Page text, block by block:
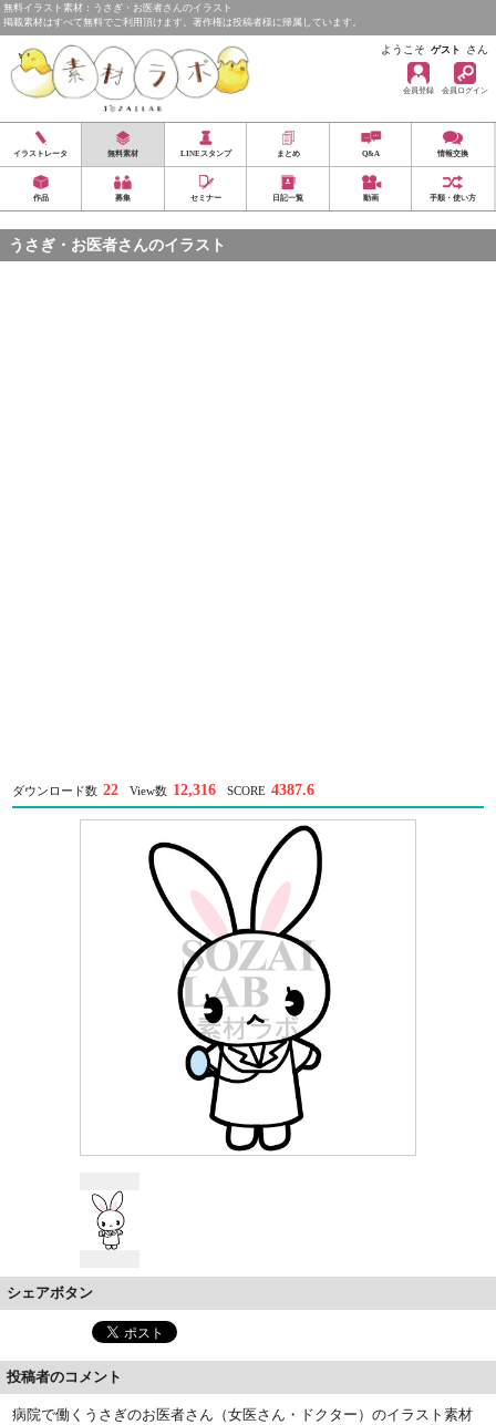
無料イラスト素材：うさぎ・お医者さんのイラスト
掲載素材はすべて無料でご利用頂けます。著作権は投稿者様に帰属しています。
ようこそ ゲスト さん
会員登録 会員ログイン
イラストレータ 無料素材 LINEスタンプ まとめ Q&A 情報交換
作品 募集 セミナー 日記一覧 動画 手順・使い方
うさぎ・お医者さんのイラスト
ダウンロード数 22 View数 12,316 SCORE 4387.6
シェアボタン
投稿者のコメント
病院で働くうさぎのお医者さん（女医さん・ドクター）のイラスト素材